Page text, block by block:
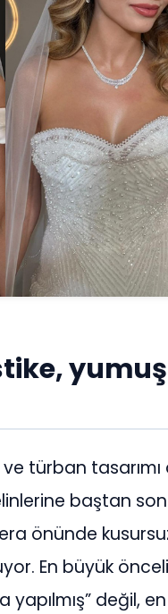
türban tasarımı
baştan
önünde
En büyük
yapılmış” değil,